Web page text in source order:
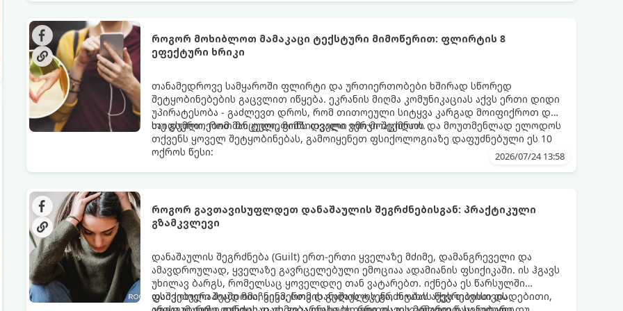
როგორ მოხიბლოთ მამაკაცი ტექსტური მიმოწერით: ფლირტის 8
ეფექტური ხრიკი
თანამედროვე სამყაროში ფლირტი და ურთიერთობები ხშირად სწორედ
შეტყობინებების გაცვლით იწყება. ეკრანის მიღმა კომუნიკაციას აქვს ერთი დიდი
უპირატესობა - გაძლევთ დროს, რომ თითოეული სიტყვა კარგად მოიფიქროთ და
საიდუმლოებით მოცული, მიმზიდველი იმიჯი შექმნათ.
თუ გსურთ, რომ მან ტელეფონს თვალი ვერ მოაცილოს და მოუთმენლად ელოდოს
თქვენს ყოველ შეტყობინებას, გამოიყენეთ ფსიქოლოგიაზე დაფუძნებული ეს 10
ოქროს წესი:
2026/07/24 13:58
როგორ გავთავისუფლდეთ დანაშაულის შეგრძნებისგან: პრაქტიკული
გზამკვლევი
დანაშაულის შეგრძნება (Guilt) ერთ-ერთი ყველაზე მძიმე, დამანგრეველი და
ამავდროულად, ყველაზე გავრცელებული ემოციაა ადამიანის ფსიქიკაში. ის ჰგავს
უხილავ ბარგს, რომელსაც ყოველდღე თან ვატარებთ. იქნება ეს წარსულში
დაშვებული შეცდომა, ვინმესთვის გულის ტკენა, ოჯახის წევრებისთვის
ფსიქოთერაპიაში მიიჩნევა, რომ დანაშაულის გრძნობას აქვს თავისი დადებითი,